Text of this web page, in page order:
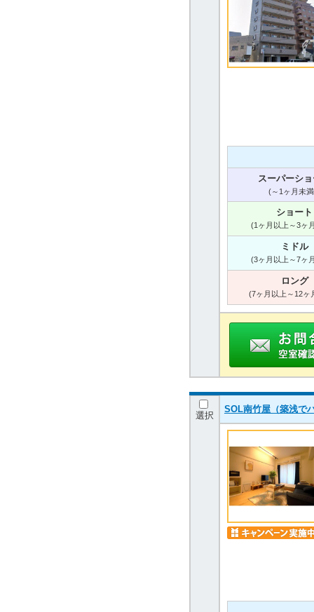
スーパーシ
(～1ヶ月未
ショート
(1ヶ月以上～3ヶ
ミドル
(3ヶ月以上～7ヶ
ロング
(7ヶ月以上～12ヶ
選択
SOL南竹屋（築浅で